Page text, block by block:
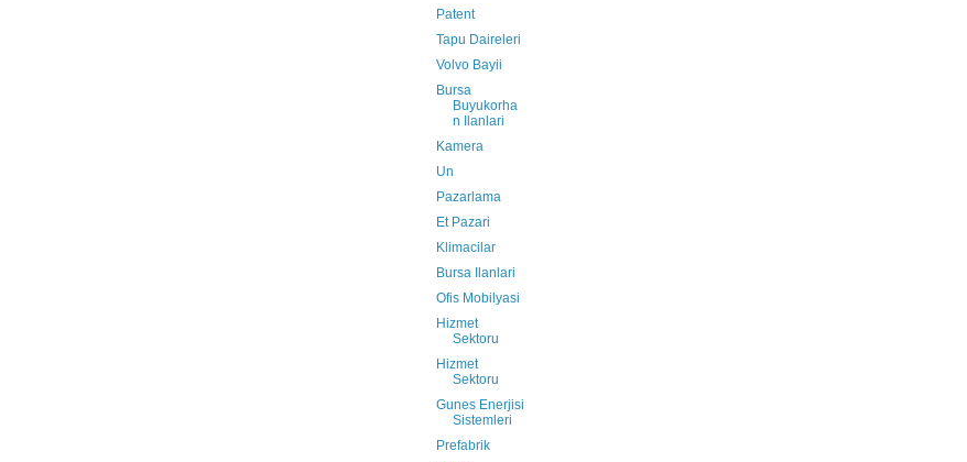
Patent
Tapu Daireleri
Volvo Bayii
Bursa
Buyukorha
n Ilanlari
Kamera
Un
Pazarlama
Et Pazari
Klimacilar
Bursa Ilanlari
Ofis Mobilyasi
Hizmet
Sektoru
Hizmet
Sektoru
Gunes Enerjisi
Sistemleri
Prefabrik